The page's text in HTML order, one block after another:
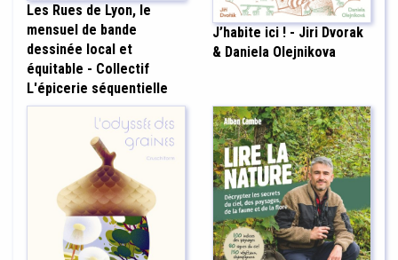
Les Rues de Lyon, le
mensuel de bande
dessinée local et
équitable - Collectif
L'épicerie séquentielle
J’habite ici ! - Jiri Dvorak
& Daniela Olejnikova